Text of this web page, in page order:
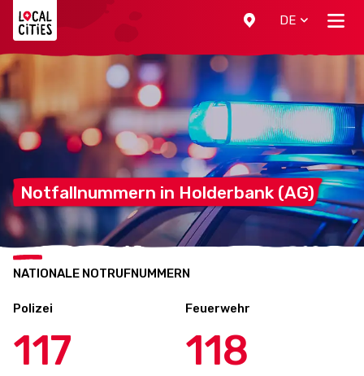
DE
Notfallnummern in Holderbank (AG)
NATIONALE NOTRUFNUMMERN
Polizei
117
Feuerwehr
118